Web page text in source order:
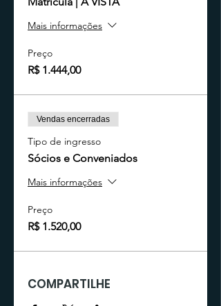
Mais informações
Preço
R$ 1.444,00
Vendas encerradas
Tipo de ingresso
​Sócios e Conveniados​
Mais informações
Preço
R$ 1.520,00
COMPARTILHE